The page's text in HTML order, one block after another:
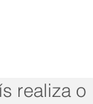
realiza o